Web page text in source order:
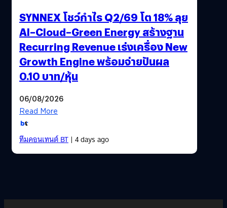
SYNNEX โชว์กำไร Q2/69 โต 18% ลุย
AI–Cloud–Green Energy สร้างฐาน
Recurring Revenue เร่งเครื่อง New
Growth Engine พร้อมจ่ายปันผล
0.10 บาท/หุ้น
06/08/2026
Read More
ทีมคอนเทนต์ BT| 4 days ago